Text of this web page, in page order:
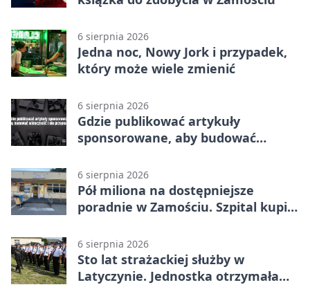
6 sierpnia 2026
Jedna noc, Nowy Jork i przypadek,
który może wiele zmienić
6 sierpnia 2026
Gdzie publikować artykuły
sponsorowane, aby budować
6 sierpnia 2026
Pół miliona na dostępniejsze
poradnie w Zamościu. Szpital kupi
6 sierpnia 2026
Sto lat strażackiej służby w
Latyczynie. Jednostka otrzymała